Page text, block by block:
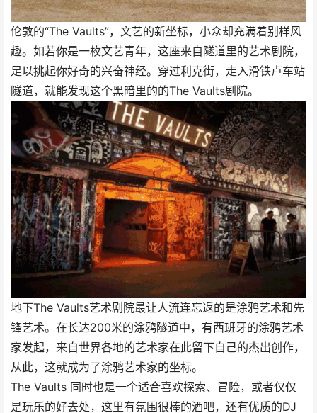
伦敦的“The Vaults”，文艺的新坐标，小众却充满着别样风
趣。如若你是一枚文艺青年，这座来自隧道里的艺术剧院，
足以挑起你好奇的兴奋神经。穿过利克街，走入滑铁卢车站
隧道，就能发现这个黑暗里的的The Vaults剧院。
地下The Vaults艺术剧院最让人流连忘返的是涂鸦艺术和先
锋艺术。在长达200米的涂鸦隧道中，有西班牙的涂鸦艺术
家发起，来自世界各地的艺术家在此留下自己的杰出创作，
从此，这就成为了涂鸦艺术家的坐标。
The Vaults 同时也是一个适合喜欢探索、冒险，或者仅仅
是玩乐的好去处，这里有氛围很棒的酒吧，还有优质的DJ